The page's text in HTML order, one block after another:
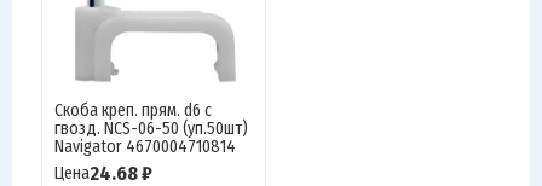
Скоба креп. прям. d6 с
гвозд. NCS-06-50 (уп.50шт)
Navigator 4670004710814
Цена24.68 ₽